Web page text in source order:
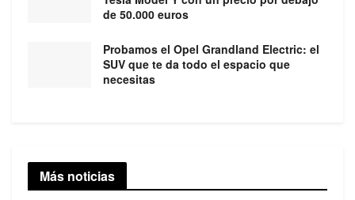
de 50.000 euros
Probamos el Opel Grandland Electric: el
SUV que te da todo el espacio que
necesitas
Más noticias